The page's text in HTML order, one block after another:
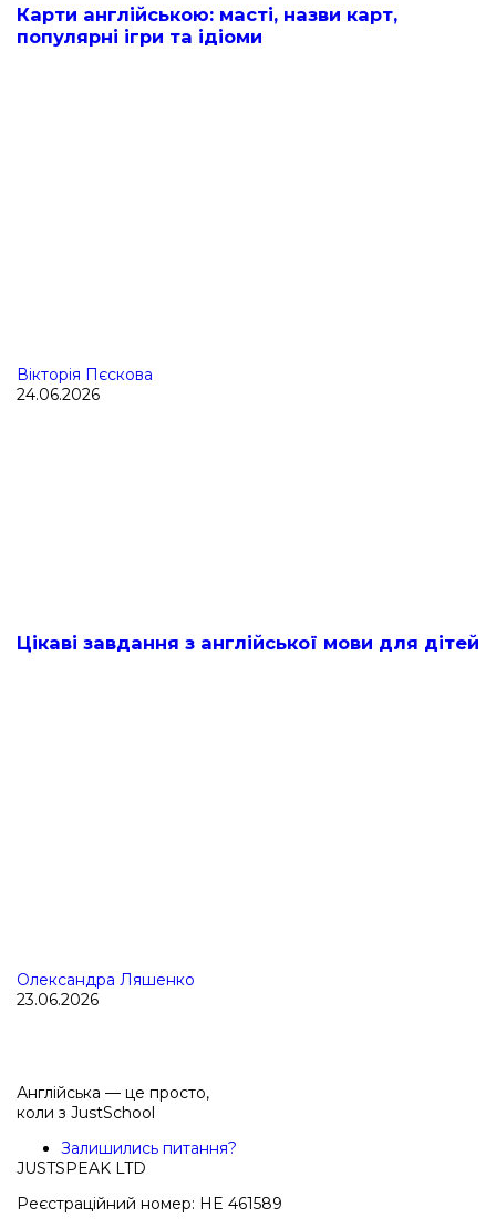
Карти англійською: масті, назви карт,
популярні ігри та ідіоми
Вікторія Пєскова
24.06.2026
Цікаві завдання з англійської мови для дітей
Олександра Ляшенко
23.06.2026
Англійська — це просто,
коли з JustSchool
Залишились питання?
JUSTSPEAK LTD
Реєстраційний номер: HE 461589